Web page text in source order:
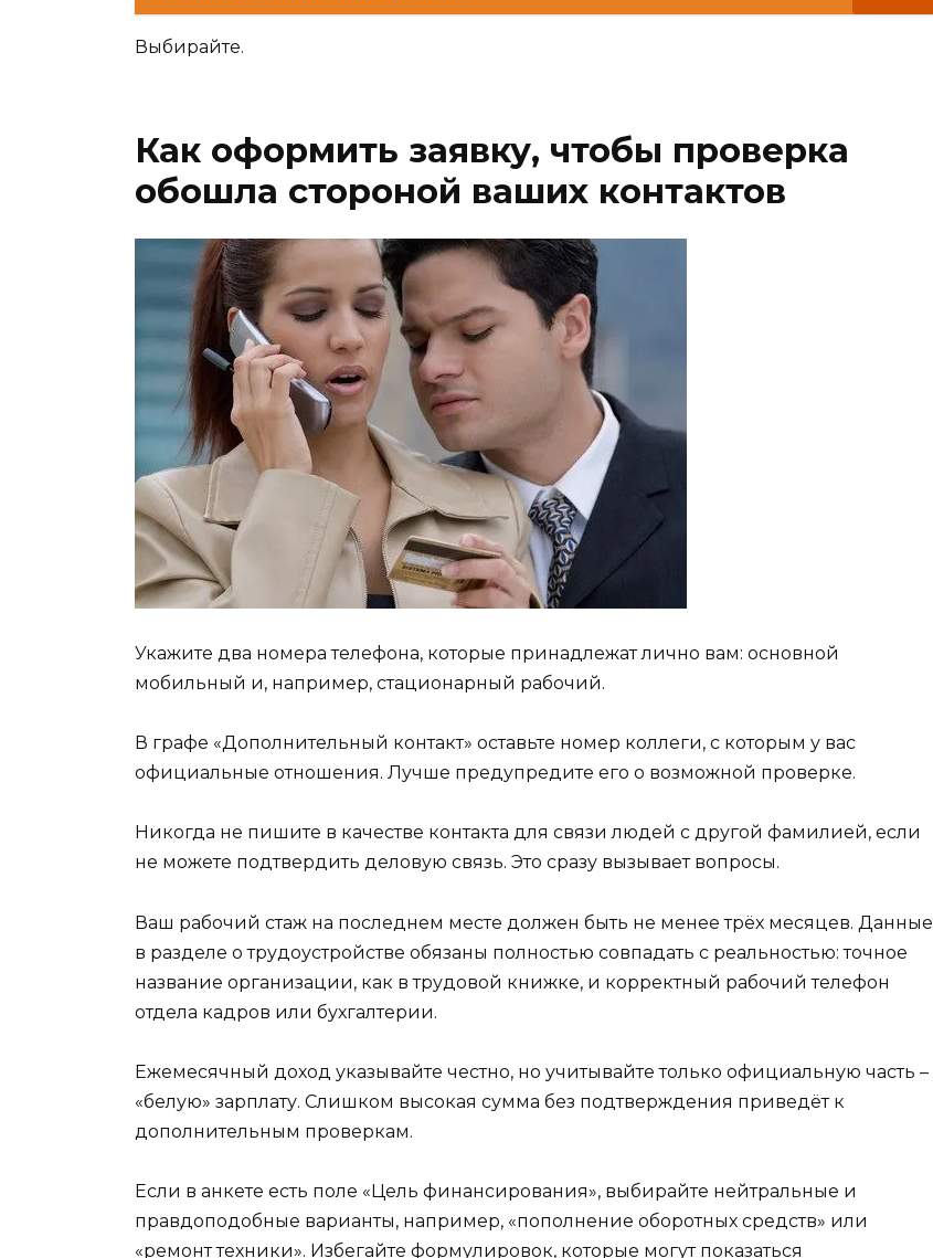
Выбирайте.
Как оформить заявку, чтобы проверка
обошла стороной ваших контактов
Укажите два номера телефона, которые принадлежат лично вам: основной
мобильный и, например, стационарный рабочий.
В графе «Дополнительный контакт» оставьте номер коллеги, с которым у вас
официальные отношения. Лучше предупредите его о возможной проверке.
Никогда не пишите в качестве контакта для связи людей с другой фамилией, если
не можете подтвердить деловую связь. Это сразу вызывает вопросы.
Ваш рабочий стаж на последнем месте должен быть не менее трёх месяцев. Данные
в разделе о трудоустройстве обязаны полностью совпадать с реальностью: точное
название организации, как в трудовой книжке, и корректный рабочий телефон
отдела кадров или бухгалтерии.
Ежемесячный доход указывайте честно, но учитывайте только официальную часть –
«белую» зарплату. Слишком высокая сумма без подтверждения приведёт к
дополнительным проверкам.
Если в анкете есть поле «Цель финансирования», выбирайте нейтральные и
правдоподобные варианты, например, «пополнение оборотных средств» или
«ремонт техники». Избегайте формулировок, которые могут показаться